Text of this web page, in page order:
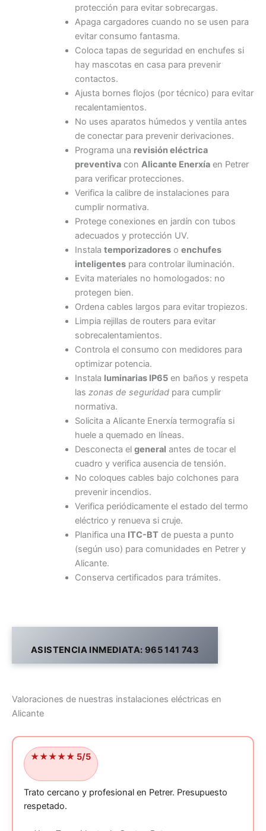
protección para evitar sobrecargas.
Apaga cargadores cuando no se usen para
evitar consumo fantasma.
Coloca tapas de seguridad en enchufes si
hay mascotas en casa para prevenir
contactos.
Ajusta bornes flojos (por técnico) para evitar
recalentamientos.
No uses aparatos húmedos y ventila antes
de conectar para prevenir derivaciones.
Programa una revisión eléctrica
preventivacon Alicante Enerxíaen Petrer
para verificar protecciones.
Verifica la calibre de instalaciones para
cumplir normativa.
Protege conexiones en jardín con tubos
adecuados y protección UV.
Instala temporizadoreso enchufes
inteligentespara controlar iluminación.
Evita materiales no homologados: no
protegen bien.
Ordena cables largos para evitar tropiezos.
Limpia rejillas de routers para evitar
sobrecalentamientos.
Controla el consumo con medidores para
optimizar potencia.
Instala luminarias IP65en baños y respeta
las zonas de seguridadpara cumplir
normativa.
Solicita a Alicante Enerxía termografía si
huele a quemado en líneas.
Desconecta el general antes de tocar el
cuadro y verifica ausencia de tensión.
No coloques cables bajo colchones para
prevenir incendios.
Verifica periódicamente el estado del termo
eléctrico y renueva si cruje.
Planifica una ITC-BTde puesta a punto
(según uso) para comunidades en Petrer y
Alicante.
Conserva certificados para trámites.
ASISTENCIA INMEDIATA: 965 141 743
Valoraciones de nuestras instalaciones eléctricas en
Alicante
★★★★★ 5/5
Trato cercano y profesional en Petrer. Presupuesto
respetado.